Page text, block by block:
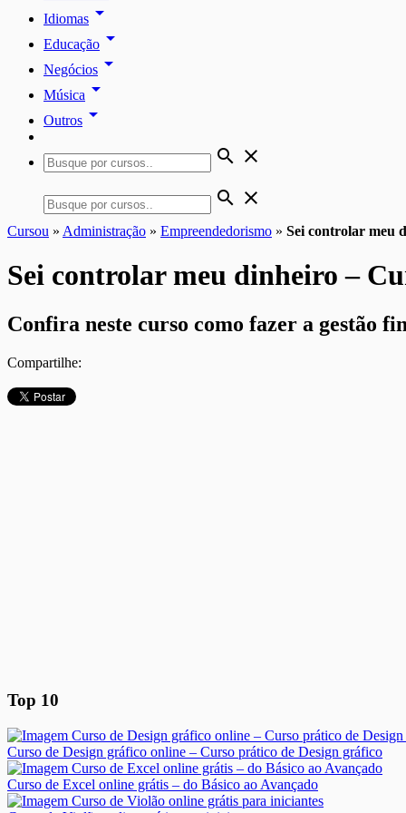
Idiomas arrow_drop_down
Educação arrow_drop_down
Negócios arrow_drop_down
Música arrow_drop_down
Outros arrow_drop_down
search close
search close
Cursou » Administração » Empreendedorismo » Sei controlar meu
Sei controlar meu dinheiro –
Confira neste curso como fazer a gestão
Compartilhe:
Top 10
Curso de Design gráfico online – Curso prático de Design gráfico
Curso de Excel online grátis – do Básico ao Avançado